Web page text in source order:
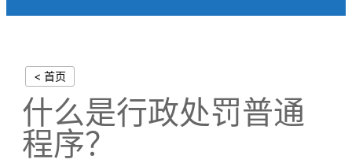
< 首页
什么是行政处罚普通
程序？